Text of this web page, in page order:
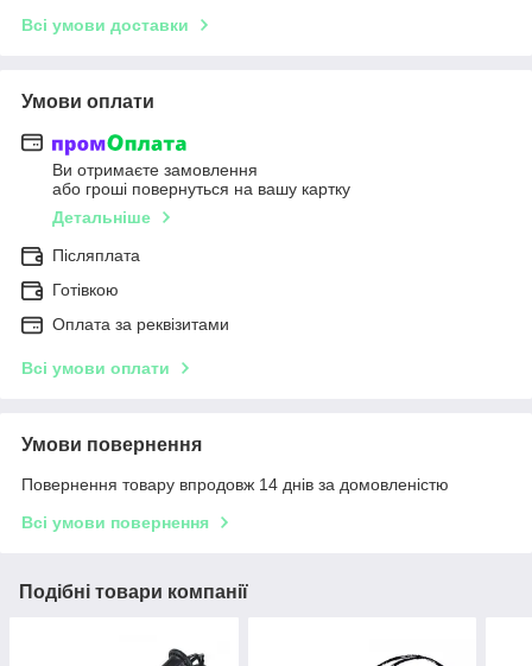
Всі умови доставки
Умови оплати
Ви отримаєте замовлення
або гроші повернуться на вашу картку
Детальніше
Післяплата
Готівкою
Оплата за реквізитами
Всі умови оплати
Умови повернення
Повернення товару впродовж 14 днів за домовленістю
Всі умови повернення
Подібні товари компанії